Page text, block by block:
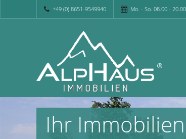
+49 (0) 8651-9549940 Mo. - So. 08.00 -
Ihr